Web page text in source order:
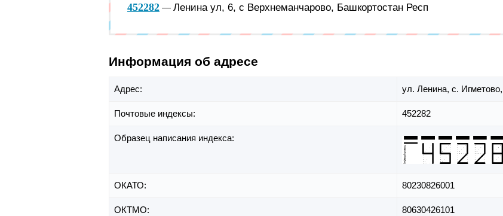
452282 — Ленина ул, 6, с Верхнеманчарово, Башкортостан Респ
Информация об адресе
Адрес: ул. Ленина, с. Игметово,
Почтовые индексы: 452282
Образец написания индекса:
ОКАТО: 80230826001
ОКТМО: 80630426101